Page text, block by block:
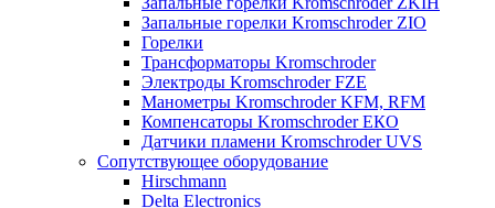
Запальные горелки Kromschroder ZIO
Горелки
Трансформаторы Kromschroder
Электроды Kromschroder FZE
Манометры Kromschroder KFM, RFM
Компенсаторы Kromschroder ЕКО
Датчики пламени Kromschroder UVS
Сопутствующее оборудование
Hirschmann
Delta Electronics